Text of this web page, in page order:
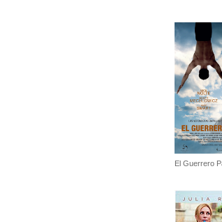
El Guerrero